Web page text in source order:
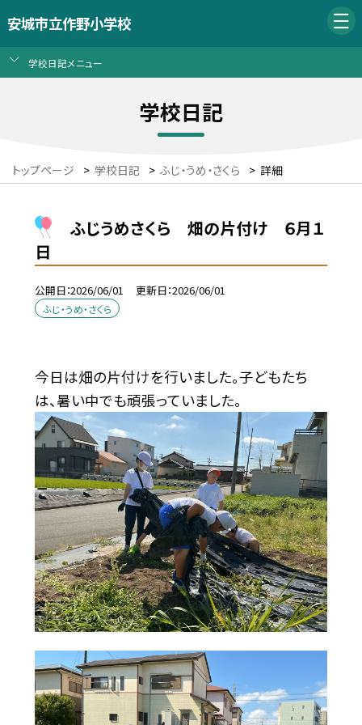
安城市立作野小学校
学校日記メニュー
学校日記
トップページ > 学校日記 > ふじ・うめ・さくら > 詳細
ふじうめさくら 畑の片付け ６月１
日
公開日 2026/06/01 更新日 2026/06/01
ふじ・うめ・さくら
今日は畑の片付けを行いました。子どもたち
は、暑い中でも頑張っていました。